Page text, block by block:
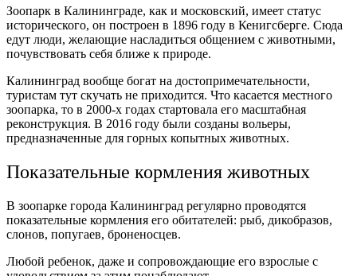
Зоопарк в Калининграде, как и московский, имеет статус
исторического, он построен в 1896 году в Кенигсберге. Сюда
едут люди, желающие насладиться общением с животными,
почувствовать себя ближе к природе.
Калининград вообще богат на достопримечательности,
туристам тут скучать не приходится. Что касается местного
зоопарка, то в 2000-х годах стартовала его масштабная
реконструкция. В 2016 году были созданы вольеры,
предназначенные для горных копытных животных.
Показательные кормления животных
В зоопарке города Калининград регулярно проводятся
показательные кормления его обитателей: рыб, дикобразов,
слонов, попугаев, броненосцев.
Любой ребенок, даже и сопровождающие его взрослые с